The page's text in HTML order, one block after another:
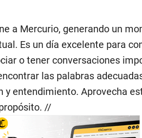
a Mercurio, generando un
Es un día excelente para
o tener conversaciones
las palabras
y entendimiento. Aprovecha
//